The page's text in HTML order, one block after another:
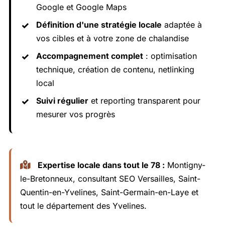
Google et Google Maps
Définition d'une stratégie locale adaptée à
vos cibles et à votre zone de chalandise
Accompagnement complet : optimisation
technique, création de contenu, netlinking
local
Suivi régulier et reporting transparent pour
mesurer vos progrès
Expertise locale dans tout le 78 : Montigny-
le-Bretonneux, consultant SEO Versailles, Saint-
Quentin-en-Yvelines, Saint-Germain-en-Laye et
tout le département des Yvelines.